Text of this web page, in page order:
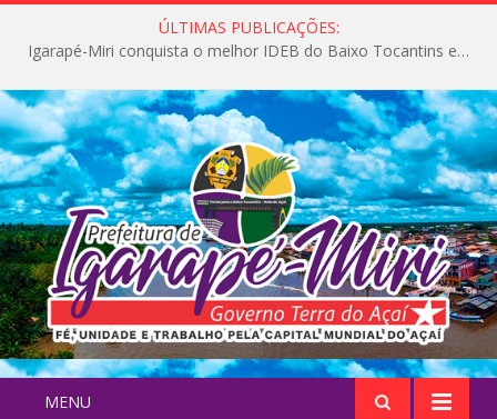
ÚLTIMAS PUBLICAÇÕES:
Igarapé-Miri conquista o melhor IDEB do Baixo Tocantins e avança na qualidade da educação pública
MENU